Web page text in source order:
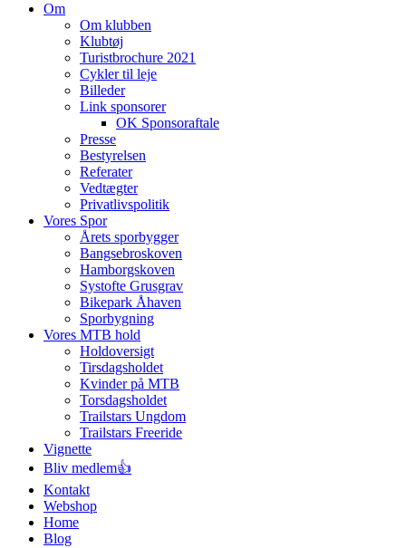
Om
Om klubben
Klubtøj
Turistbrochure 2021
Cykler til leje
Billeder
Link sponsorer
OK Sponsoraftale
Presse
Bestyrelsen
Referater
Vedtægter
Privatlivspolitik
Vores Spor
Årets sporbygger
Bangsebroskoven
Hamborgskoven
Systofte Grusgrav
Bikepark Åhaven
Sporbygning
Vores MTB hold
Holdoversigt
Tirsdagsholdet
Kvinder på MTB
Torsdagsholdet
Trailstars Ungdom
Trailstars Freeride
Vignette
Bliv medlem👍
Kontakt
Webshop
Home
Blog